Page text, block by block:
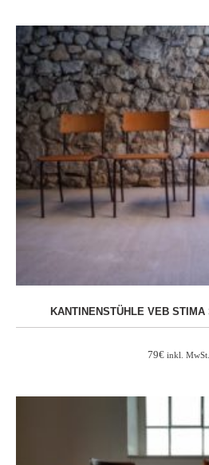
KANTINENSTÜHLE VEB STIMA
79€ inkl. MwSt.